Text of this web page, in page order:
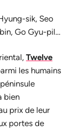
sik, Seo
Go Gyu-pil…
Twelve
les humains
bien
prix de leur
portes de